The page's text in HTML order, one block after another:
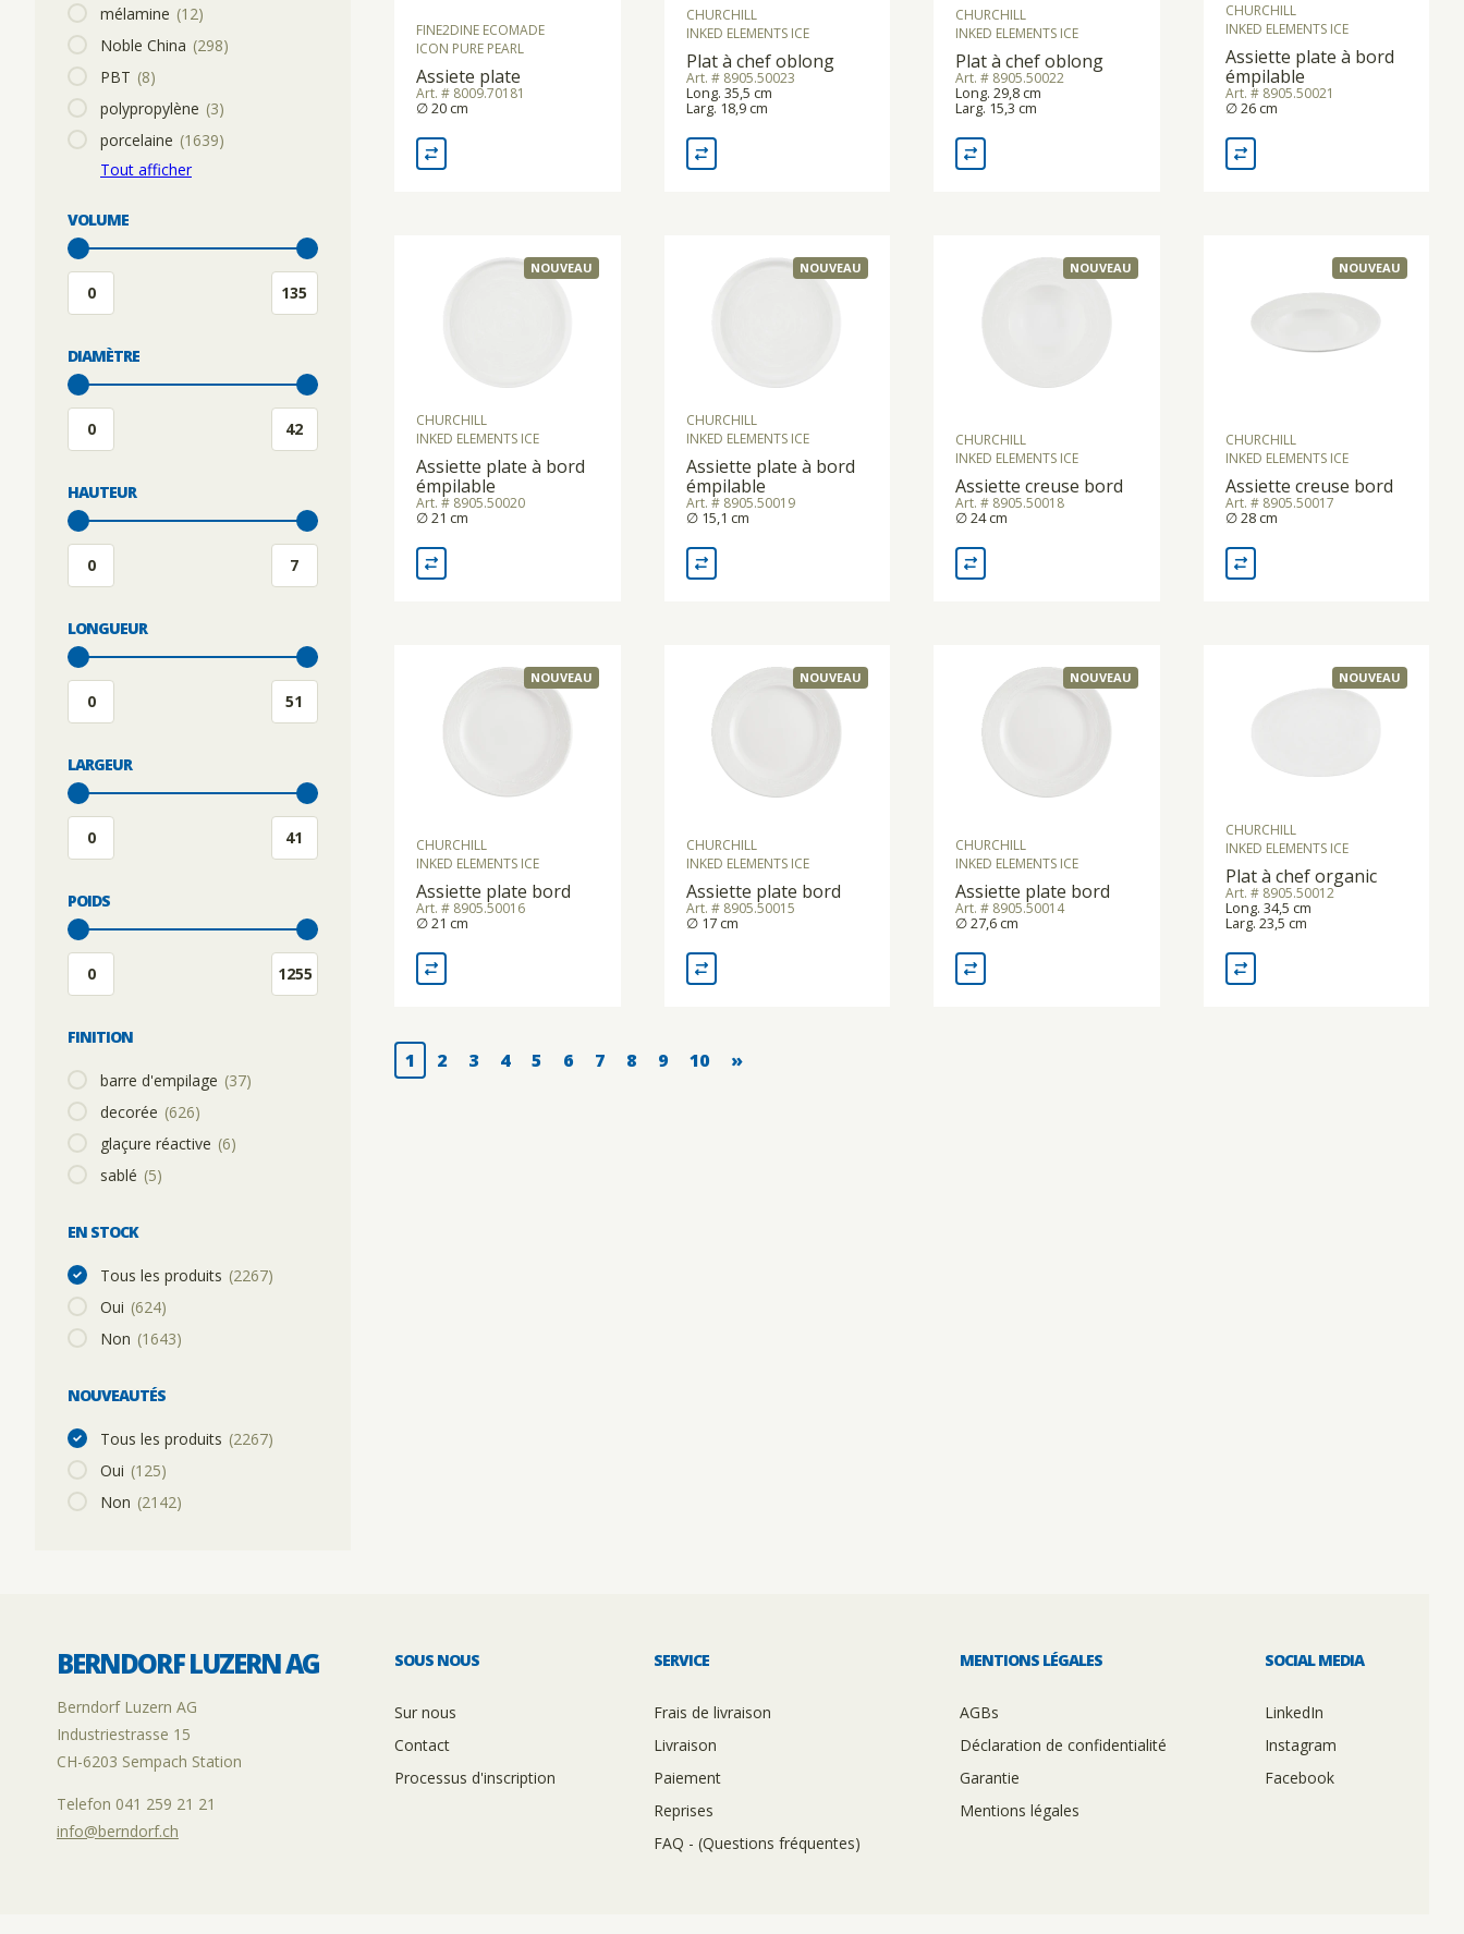
mélamine (12)
Noble China (298)
PBT (8)
polypropylène (3)
porcelaine (1639)
Tout afficher
VOLUME
DIAMÈTRE
HAUTEUR
LONGUEUR
LARGEUR
POIDS
FINITION
barre d'empilage (37)
decorée (626)
glaçure réactive (6)
sablé (5)
EN STOCK
Tous les produits (2267)
Oui (624)
Non (1643)
NOUVEAUTÉS
Tous les produits (2267)
Oui (125)
Non (2142)
FINE2DINE ECOMADE
ICON PURE PEARL
Assiete plate
Art. # 8009.70181
∅ 20 cm
CHURCHILL
INKED ELEMENTS ICE
Plat à chef oblong
Art. # 8905.50023
Long. 35,5 cm
Larg. 18,9 cm
CHURCHILL
INKED ELEMENTS ICE
Plat à chef oblong
Art. # 8905.50022
Long. 29,8 cm
Larg. 15,3 cm
CHURCHILL
INKED ELEMENTS ICE
Assiette plate à bord
émpilable
Art. # 8905.50021
∅ 26 cm
NOUVEAU
CHURCHILL
INKED ELEMENTS ICE
Assiette plate à bord
émpilable
Art. # 8905.50020
∅ 21 cm
NOUVEAU
CHURCHILL
INKED ELEMENTS ICE
Assiette plate à bord
émpilable
Art. # 8905.50019
∅ 15,1 cm
NOUVEAU
CHURCHILL
INKED ELEMENTS ICE
Assiette creuse bord
Art. # 8905.50018
∅ 24 cm
NOUVEAU
CHURCHILL
INKED ELEMENTS ICE
Assiette creuse bord
Art. # 8905.50017
∅ 28 cm
NOUVEAU
CHURCHILL
INKED ELEMENTS ICE
Assiette plate bord
Art. # 8905.50016
∅ 21 cm
NOUVEAU
CHURCHILL
INKED ELEMENTS ICE
Assiette plate bord
Art. # 8905.50015
∅ 17 cm
NOUVEAU
CHURCHILL
INKED ELEMENTS ICE
Assiette plate bord
Art. # 8905.50014
∅ 27,6 cm
NOUVEAU
CHURCHILL
INKED ELEMENTS ICE
Plat à chef organic
Art. # 8905.50012
Long. 34,5 cm
Larg. 23,5 cm
1 2 3 4 5 6 7 8 9 10 »
SOUS NOUS
Sur nous
Contact
Processus d'inscription
SERVICE
Frais de livraison
Livraison
Paiement
Reprises
FAQ - (Questions fréquentes)
MENTIONS LÉGALES
AGBs
Déclaration de confidentialité
Garantie
Mentions légales
SOCIAL MEDIA
LinkedIn
Instagram
Facebook
BERNDORF LUZERN AG
Berndorf Luzern AG
Industriestrasse 15
CH-6203 Sempach Station
Telefon 041 259 21 21
info@berndorf.ch